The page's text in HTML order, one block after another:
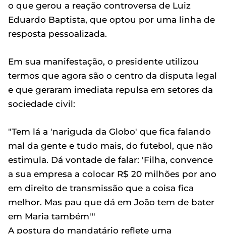
o que gerou a reação controversa de Luiz
Eduardo Baptista, que optou por uma linha de
resposta pessoalizada.
Em sua manifestação, o presidente utilizou
termos que agora são o centro da disputa legal
e que geraram imediata repulsa em setores da
sociedade civil:
"Tem lá a 'nariguda da Globo' que fica falando
mal da gente e tudo mais, do futebol, que não
estimula. Dá vontade de falar: 'Filha, convence
a sua empresa a colocar R$ 20 milhões por ano
em direito de transmissão que a coisa fica
melhor. Mas pau que dá em João tem de bater
em Maria também'"
A postura do mandatário reflete uma